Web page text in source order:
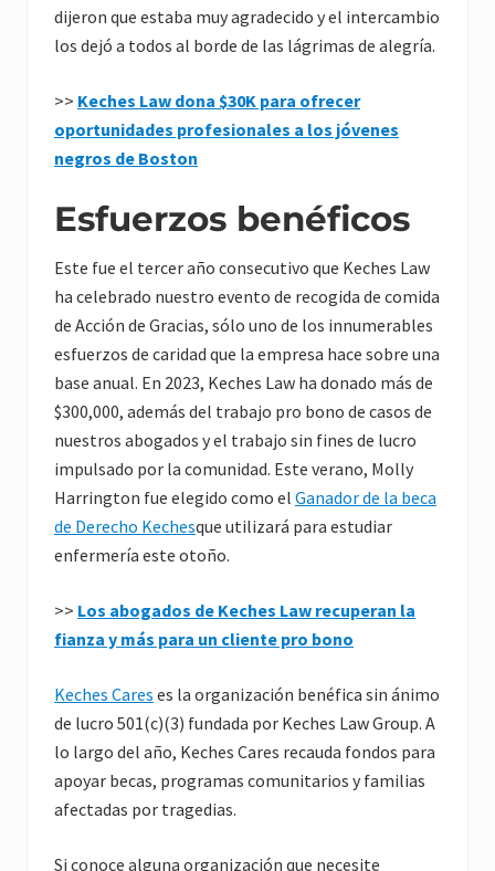
dijeron que estaba muy agradecido y el intercambio
los dejó a todos al borde de las lágrimas de alegría.
>> Keches Law dona $30K para ofrecer
oportunidades profesionales a los jóvenes
negros de Boston
Esfuerzos benéficos
Este fue el tercer año consecutivo que Keches Law
ha celebrado nuestro evento de recogida de comida
de Acción de Gracias, sólo uno de los innumerables
esfuerzos de caridad que la empresa hace sobre una
base anual. En 2023, Keches Law ha donado más de
$300,000, además del trabajo pro bono de casos de
nuestros abogados y el trabajo sin fines de lucro
impulsado por la comunidad. Este verano, Molly
Harrington fue elegido como el Ganador de la beca
de Derecho Kechesque utilizará para estudiar
enfermería este otoño.
>> Los abogados de Keches Law recuperan la
fianza y más para un cliente pro bono
Keches Cares es la organización benéfica sin ánimo
de lucro 501(c)(3) fundada por Keches Law Group. A
lo largo del año, Keches Cares recauda fondos para
apoyar becas, programas comunitarios y familias
afectadas por tragedias.
Si conoce alguna organización que necesite